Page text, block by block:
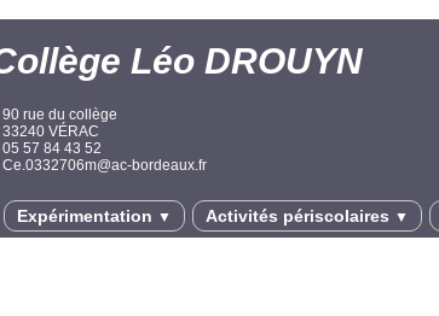
Léo DROUYN
90 rue du collège
33240 VÉRAC
05 57 84 43 52
Ce.0332706m@ac-bordeaux.fr
Expérimentation ▼ Activités périscolaires ▼